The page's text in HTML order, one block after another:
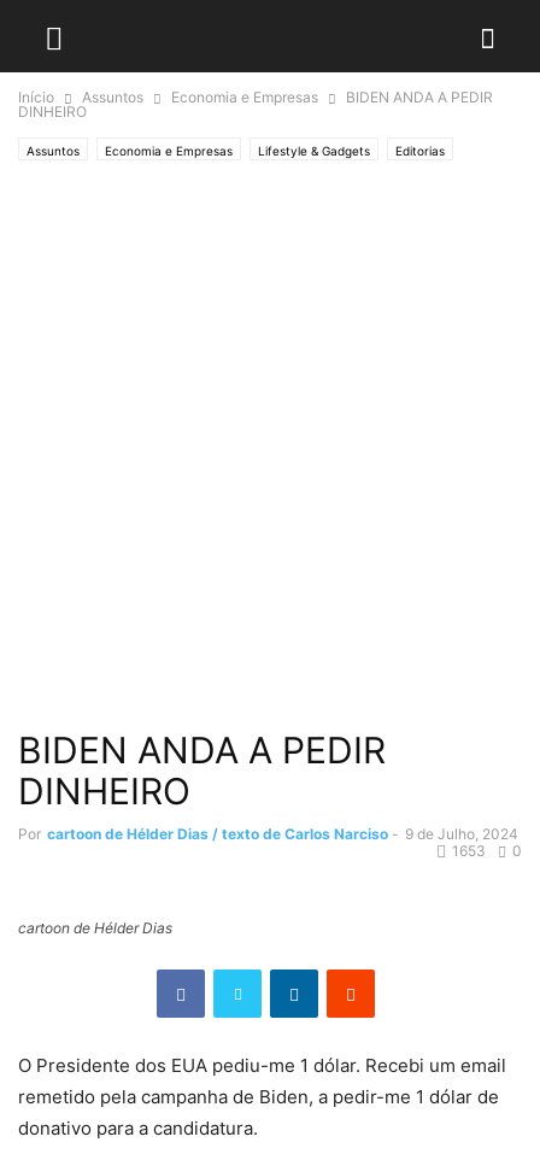
Início Assuntos Economia e Empresas
BIDEN ANDA A PEDIR
DINHEIRO
Assuntos Economia e Empresas Lifestyle & Gadgets Editorias
BIDEN ANDA A PEDIR
DINHEIRO
Por cartoon de Hélder Dias / texto de Carlos Narciso - 9 de Julho, 2024
0
1653
cartoon de Hélder Dias
O Presidente dos EUA pediu-me 1 dólar. Recebi um email
remetido pela campanha de Biden, a pedir-me 1 dólar de
donativo para a candidatura.